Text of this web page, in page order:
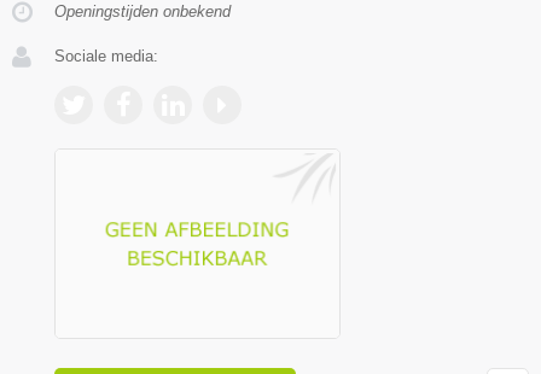
Openingstijden onbekend
Sociale media: